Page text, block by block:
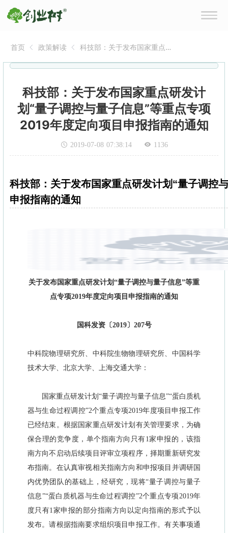
首页 政策解读
科技部：关于发布国家重点
息”等重点专项2019年度定
向项目申报指南的通知
科技部：关于发布国家重点研发计
划“量子调控与量子信息”等重点专项
2019年度定向项目申报指南的通知
2019-07-08 07:38:14 1136
科技部：关于发布国家重点研发计划“量子调控
申报指南的通知
关于发布国家重点研发计划“量子调控与量子信息”等重
点专项2019年度定向项目申报指南的通知
国科发资〔2019〕207号
中科院物理研究所、中科院生物物理研究所、中国科学
技术大学、北京大学、上海交通大学：
国家重点研发计划“量子调控与量子信息”“蛋白质机
器与生命过程调控”2个重点专项2019年度项目申报工作
已经结束。根据国家重点研发计划有关管理要求，为确
保合理的竞争度，单个指南方向只有1家申报的，该指
南方向不启动后续项目评审立项程序，择期重新研究发
布指南。在认真审视相关指南方向和申报项目并调研国
内优势团队的基础上，经研究，现将“量子调控与量子
信息”“蛋白质机器与生命过程调控”2个重点专项2019年
度只有1家申报的部分指南方向以定向指南的形式予以
发布。请根据指南要求组织项目申报工作。有关事项通